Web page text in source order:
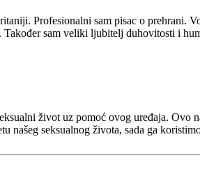
Profesionalni sam pisac o prehrani.
sam veliki ljubitelj duhovitosti i
život uz pomoć ovog uređaja. Ovo
našeg seksualnog života, sada ga